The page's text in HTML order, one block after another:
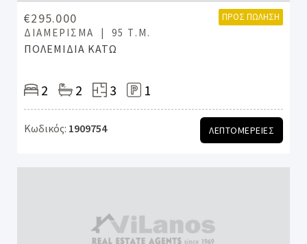
€295.000 ΠΡΟΣ ΠΏΛΗΣΗ
ΔΙΑΜΈΡΙΣΜΑ 95 Τ.Μ.
ΠΟΛΕΜΙΔΙΑ ΚΑΤΩ
2 2 3 1
Κωδικός: 1909754 ΛΕΠΤΟΜΕΡΕΙΕΣ